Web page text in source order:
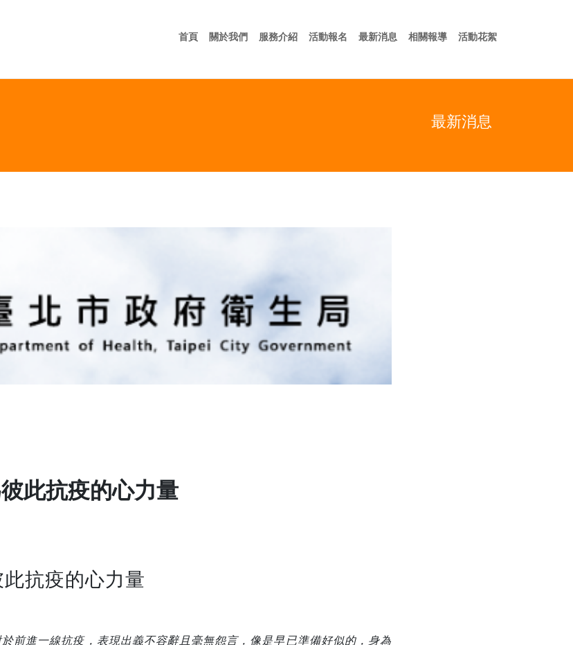
首頁首頁關於我們關於我們
服務介紹服務介紹
活動報名 活動報名
最新消息 最新消息
相關報導相關報導
活動花絮活動花絮
最新消息
此抗疫的心力量
抗疫的心力量
進一線抗疫，表現出義不容辭且毫無怨言，像是早已準備好似的，身為